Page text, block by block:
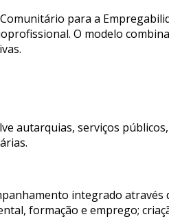
para a
O modelo
autarquias, serviços
integrado
formação e emprego;